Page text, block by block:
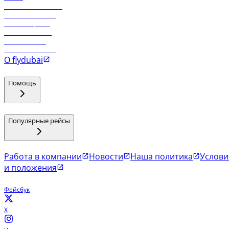
О flydubai
Помощь
Популярные рейсы
Работа в компании Новости Наша политика
и положения
Фейсбук
X